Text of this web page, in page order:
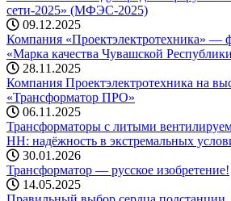
сети-2025» (МФЭС-2025)
09.12.2025
Компания «Проектэлектротехника» —
«Марка качества Чувашской
28.11.2025
Компания Проектэлектротехника на
«Трансформатор ПРО»
06.11.2025
Трансформаторы с литыми
НН: надёжность в экстремальных
30.01.2026
Трансформатор — русское изобретение!
14.05.2025